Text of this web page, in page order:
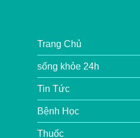
Trang Chủ
sống khỏe 24h
Tin Tức
Bệnh Học
Thuốc